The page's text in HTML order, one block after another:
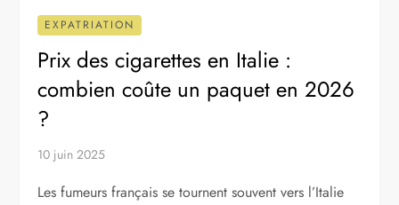
EXPATRIATION
Prix des cigarettes en Italie :
combien coûte un paquet en 2026
?
10 juin 2025
Les fumeurs français se tournent souvent vers l’Italie